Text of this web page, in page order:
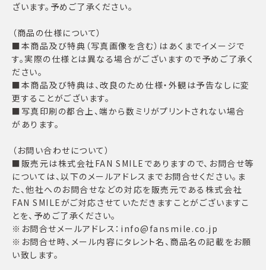
ざいます。予めご了承ください。
（商品の仕様について）
■本商品及び特典（写真画像を含む）はあくまでイメージで
す。実際の仕様とは異なる場合がございますので予めご了承く
ださい。
■本商品及び特典は、改良のため仕様・外観は予告なしに変
更することがございます。
■写真印刷の都合上、端から数ミリがプリントされない場合
があります。
（お問い合わせについて）
■販売元は株式会社FAN SMILEでありますので、お問合せ等
については、以下のメールアドレスまでお問合せください。ま
た、他社へのお問合せなどの対応を販売元である株式会社
FAN SMILEがご対応させていただきますことがございますこ
とを、予めご了承ください。
※お問合せメールアドレス：info@fansmile.co.jp
※お問合せ時、メール内容にタレント名、商品名の記載をお願
い致します。